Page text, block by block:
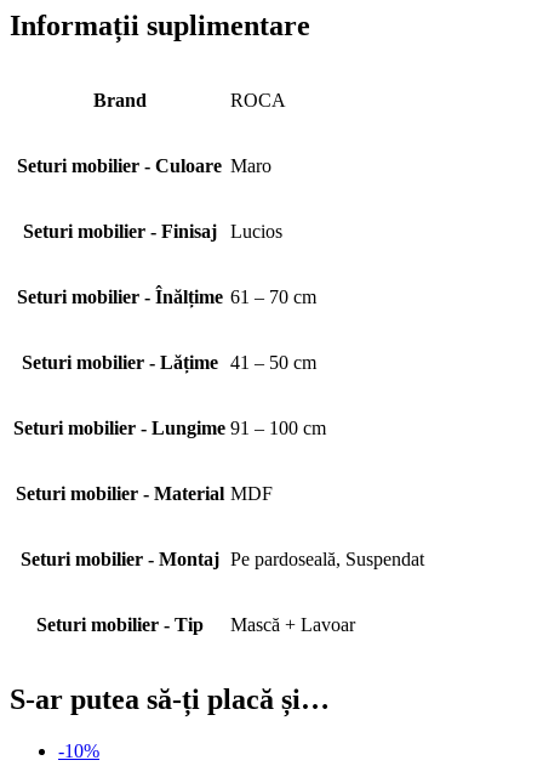
Informații suplimentare
Brand ROCA
Seturi mobilier - Culoare Maro
Seturi mobilier - Finisaj Lucios
Seturi mobilier - Înălțime 61 – 70 cm
Seturi mobilier - Lățime 41 – 50 cm
Seturi mobilier - Lungime 91 – 100 cm
Seturi mobilier - Material MDF
Seturi mobilier - Montaj Pe pardoseală, Suspendat
Seturi mobilier - Tip Mască + Lavoar
S-ar putea să-ți placă și…
-10%